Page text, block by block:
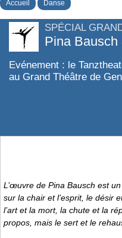
Accueil Danse
SPÉCIAL
Pina Bausch
Evénement : le
au Grand Théâtre de
L’œuvre de Pina Bausch est
sur la chair et l’esprit, le désir
l’art et la mort, la chute et la
propos, mais le sert et le